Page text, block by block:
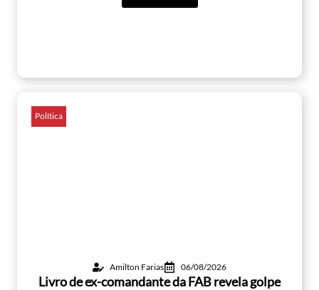
Política
Amilton Farias 06/08/2026
Livro de ex-comandante da FAB revela golpe